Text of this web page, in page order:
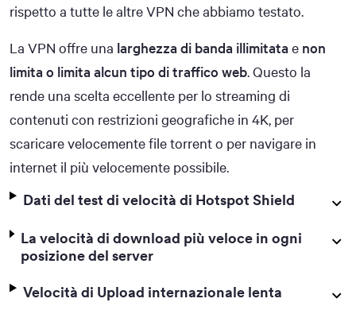
rispetto a tutte le altre VPN che abbiamo testato.
La VPN offre una larghezza di banda illimitata e non
limita o limita alcun tipo di traffico web. Questo la
rende una scelta eccellente per lo streaming di
contenuti con restrizioni geografiche in 4K, per
scaricare velocemente file torrent o per navigare in
internet il più velocemente possibile.
Dati del test di velocità di Hotspot Shield
La velocità di download più veloce in ogni
posizione del server
Velocità di Upload internazionale lenta